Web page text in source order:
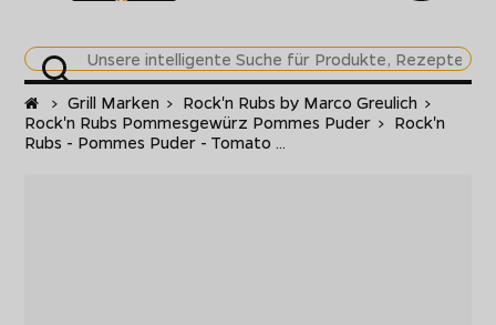
Startseite
> Grill Marken > Rock'n Rubs by Marco Greulich >
Rock'n Rubs Pommesgewürz Pommes Puder > Rock'n
Rubs - Pommes Puder - Tomato ...